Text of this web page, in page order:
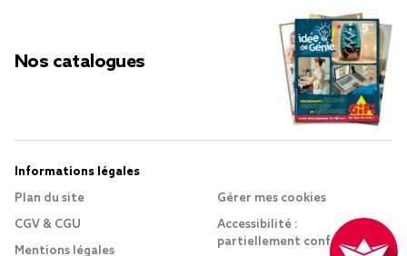
Nos catalogues
Informations légales
Plan du site
CGV & CGU
Mentions légales
Gérer mes cookies
Accessibilité :
partiellement conforme